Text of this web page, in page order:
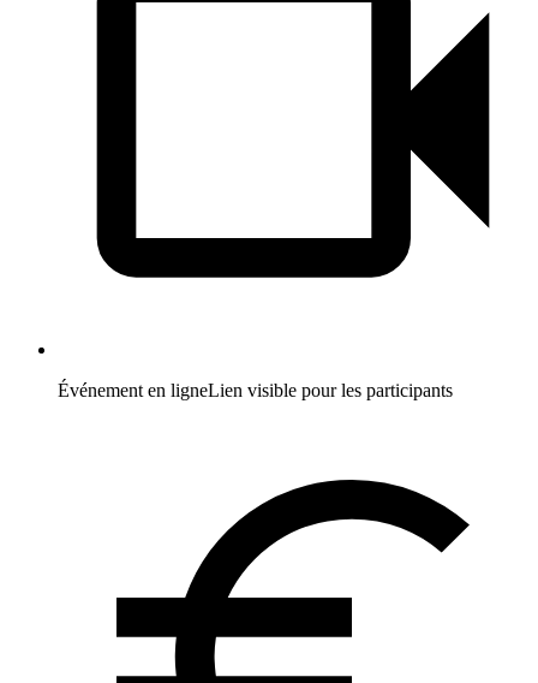
Événement en ligneLien visible pour les participants